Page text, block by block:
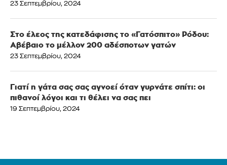
23 Σεπτεμβρίου, 2024
Στο έλεος της κατεδάφισης το «Γατόσπιτο» Ρόδου:
Αβέβαιο το μέλλον 200 αδέσποτων γατών
23 Σεπτεμβρίου, 2024
Γιατί η γάτα σας σας αγνοεί όταν γυρνάτε σπίτι: οι
πιθανοί λόγοι και τι θέλει να σας πει
19 Σεπτεμβρίου, 2024